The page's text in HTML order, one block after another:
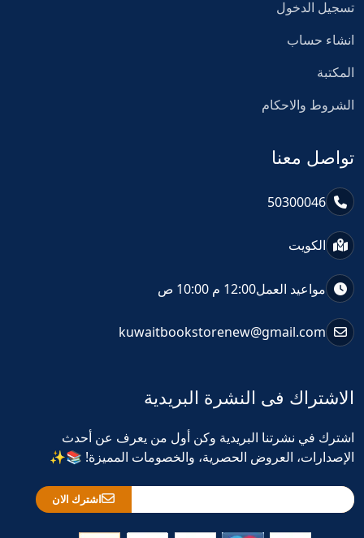
تسجيل الدخول
انشاء حساب
المكتبة
الشروط والاحكام
تواصل معنا
50300046
الكويت
مواعيد العمل12:00 م 10:00 ص
kuwaitbookstorenew@gmail.com
الاشتراك فى النشرة البريدية
اشترك في نشرتنا البريدية وكن أول من يعرف عن أحدث
الإصدارات، العروض الحصرية، والخصومات المميزة! 📚✨
اشترك الان